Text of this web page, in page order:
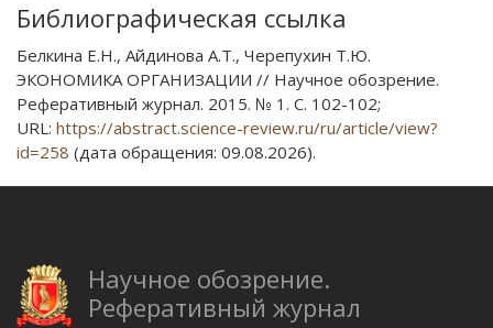
Библиографическая ссылка
Белкина Е.Н., Айдинова А.Т., Черепухин Т.Ю.
ЭКОНОМИКА ОРГАНИЗАЦИИ // Научное обозрение.
Реферативный журнал. 2015. № 1. С. 102-102;
URL: https://abstract.science-review.ru/ru/article/view?
id=258 (дата обращения: 09.08.2026).
Научное обозрение.
Реферативный журнал